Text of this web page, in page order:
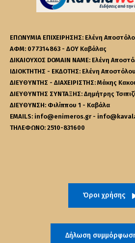
ΕΠΩΝΥΜΙΑ ΕΠΙΧΕΙΡΗΣΗΣ: Ελένη
ΑΦΜ: 077314863 - ΔΟΥ Καβάλας
ΔΙΚΑΙΟΥΧΟΣ DOMAIN NAME: Ελένη
ΙΔΙΟΚΤΗΤΗΣ - ΕΚΔΟΤΗΣ: Ελένη Αποστόλου
ΔΙΕΥΘΥΝΤΗΣ - ΔΙΑΧΕΙΡΙΣΤΗΣ: Μάκης
ΔΙΕΥΘΥΝΤΗΣ ΣΥΝΤΑΞΗΣ: Δημήτρης
ΔΙΕΥΘΥΝΣΗ: Φιλίππου 1 - Καβάλα
EMAILS: info@enimeros.gr -
ΤΗΛΕΦΩΝΟ: 2510-831600
Όροι χρήσης
Δήλωση